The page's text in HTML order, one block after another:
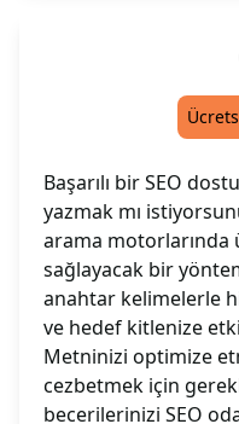
Başarılı bir SEO
yazmak mı
arama motorlarında
sağlayacak bir
anahtar kelimelerle
ve hedef kitlenize
Metninizi optimize
cezbetmek için
becerilerinizi SEO